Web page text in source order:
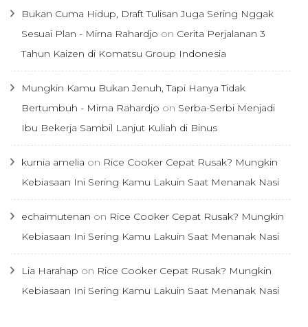
Bukan Cuma Hidup, Draft Tulisan Juga Sering Nggak
Sesuai Plan - Mirna Rahardjo on Cerita Perjalanan 3
Tahun Kaizen di Komatsu Group Indonesia
Mungkin Kamu Bukan Jenuh, Tapi Hanya Tidak
Bertumbuh - Mirna Rahardjo on Serba-Serbi Menjadi
Ibu Bekerja Sambil Lanjut Kuliah di Binus
kurnia amelia on Rice Cooker Cepat Rusak? Mungkin
Kebiasaan Ini Sering Kamu Lakuin Saat Menanak Nasi
echaimutenan on Rice Cooker Cepat Rusak? Mungkin
Kebiasaan Ini Sering Kamu Lakuin Saat Menanak Nasi
Lia Harahap on Rice Cooker Cepat Rusak? Mungkin
Kebiasaan Ini Sering Kamu Lakuin Saat Menanak Nasi